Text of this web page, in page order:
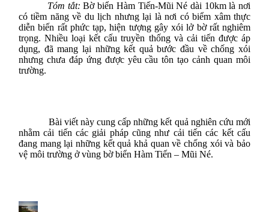
Tóm tắt: Bờ biển Hàm Tiến-Mũi Né dài 10km là nơi
có tiềm năng về du lịch nhưng lại là nơi có biểm xâm thực
diễn biến rất phức tạp, hiện tượng gây xói lở bờ rất nghiêm
trọng. Nhiều loại kết cấu truyền thống và cải tiến được áp
dụng, đã mang lại những kết quả bước đầu về chống xói
nhưng chưa đáp ứng được yêu cầu tôn tạo cảnh quan môi
trường.
Bài viết này cung cấp những kết quả nghiên cứu mới
nhằm cải tiến các giải pháp cũng như cải tiến các kết cấu
đang mang lại những kết quả khả quan về chống xói và bảo
vệ môi trường ở vùng bờ biển Hàm Tiến – Mũi Né.